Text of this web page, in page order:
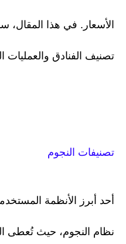
الأسعار. في هذا
تصنيف الفنادق والعمليات
تصنيفات النجوم
أحد أبرز الأنظمة
نظام النجوم، حيث تُعطى